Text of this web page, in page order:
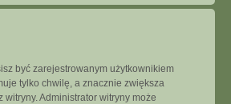
być zarejestrowanym użytkownikiem
tylko chwilę, a znacznie zwiększa
witryny. Administrator witryny może